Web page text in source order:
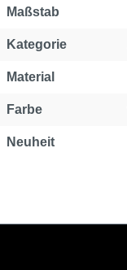
Maßstab
Kategorie
Material
Farbe
Neuheit